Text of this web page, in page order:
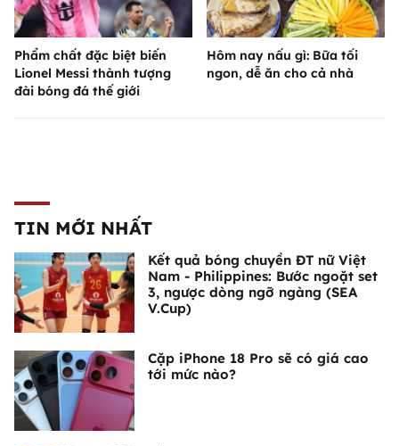
Phẩm chất đặc biệt biến
Lionel Messi thành tượng
đài bóng đá thế giới
Hôm nay nấu gì: Bữa tối
ngon, dễ ăn cho cả nhà
TIN MỚI NHẤT
Kết quả bóng chuyền ĐT nữ Việt
Nam - Philippines: Bước ngoặt set
3, ngược dòng ngỡ ngàng (SEA
V.Cup)
Cặp iPhone 18 Pro sẽ có giá cao
tới mức nào?